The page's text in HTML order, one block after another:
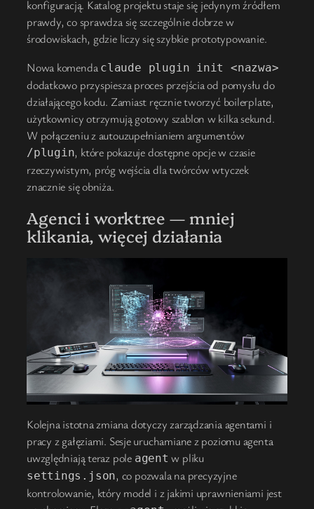
konfiguracją. Katalog projektu staje się jedynym źródłem
prawdy, co sprawdza się szczególnie dobrze w
środowiskach, gdzie liczy się szybkie prototypowanie.
Nowa komenda claude plugin init <nazwa>
dodatkowo przyspiesza proces przejścia od pomysłu do
działającego kodu. Zamiast ręcznie tworzyć boilerplate,
użytkownicy otrzymują gotowy szablon w kilka sekund.
W połączeniu z autouzupełnianiem argumentów
/plugin, które pokazuje dostępne opcje w czasie
rzeczywistym, próg wejścia dla twórców wtyczek
znacznie się obniża.
Agenci i worktree — mniej
klikania, więcej działania
Kolejna istotna zmiana dotyczy zarządzania agentami i
pracy z gałęziami. Sesje uruchamiane z poziomu agenta
uwzględniają teraz pole agent w pliku
settings.json, co pozwala na precyzyjne
kontrolowanie, który model i z jakimi uprawnieniami jest